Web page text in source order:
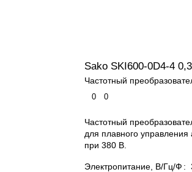
Sako SKI600-0D4-4
Частотный
0 0
Частотный
для плавного
при 380 В.
Электропитание, В/Гц/Ф :